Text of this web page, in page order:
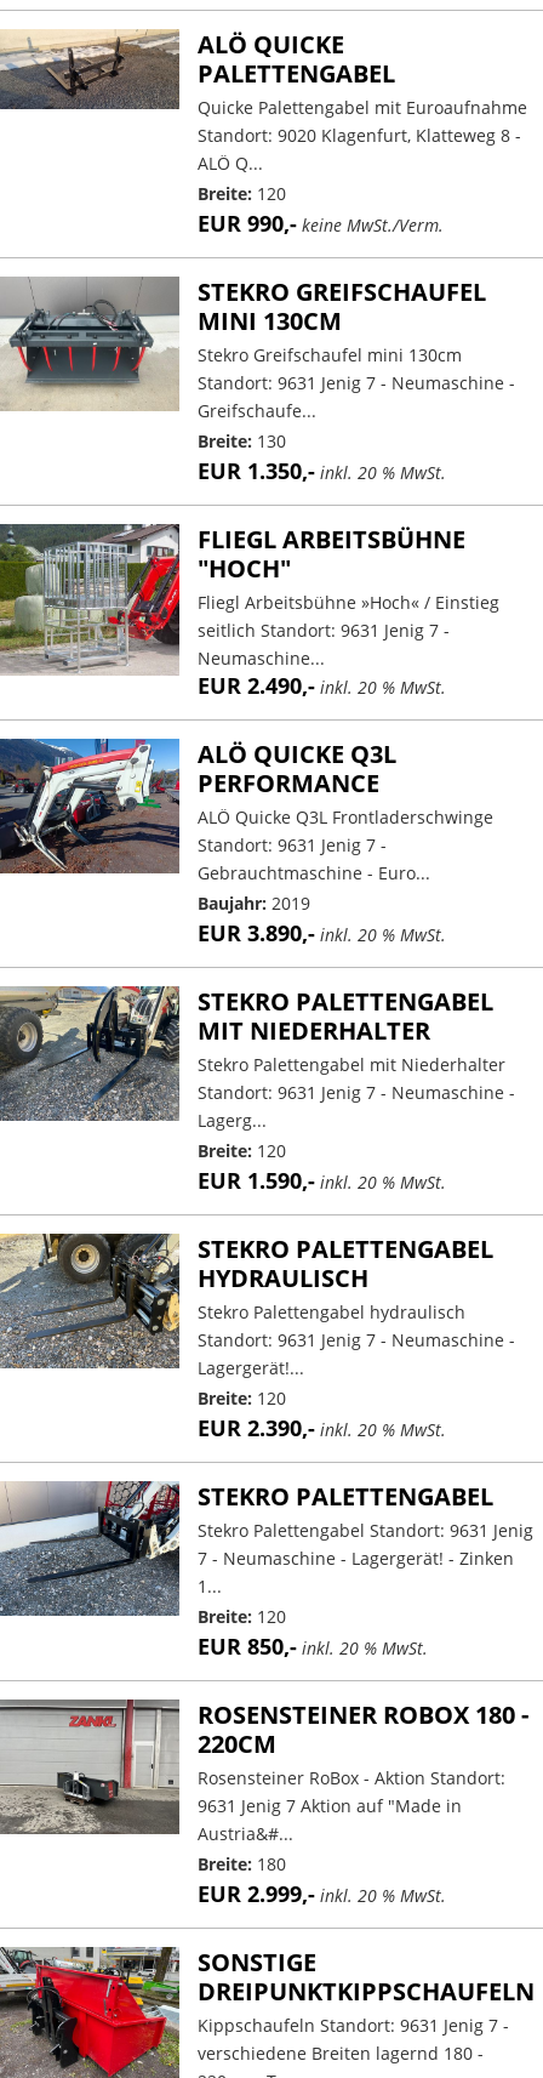
ALÖ QUICKE
PALETTENGABEL
Quicke Palettengabel mit Euroaufnahme
Standort: 9020 Klagenfurt, Klatteweg 8 -
ALÖ Q...
Breite: 120
EUR 990,- keine MwSt./Verm.
STEKRO GREIFSCHAUFEL
MINI 130CM
Stekro Greifschaufel mini 130cm
Standort: 9631 Jenig 7 - Neumaschine -
Greifschaufe...
Breite: 130
EUR 1.350,- inkl. 20 % MwSt.
FLIEGL ARBEITSBÜHNE
"HOCH"
Fliegl Arbeitsbühne »Hoch« / Einstieg
seitlich Standort: 9631 Jenig 7 -
Neumaschine...
EUR 2.490,- inkl. 20 % MwSt.
ALÖ QUICKE Q3L
PERFORMANCE
ALÖ Quicke Q3L Frontladerschwinge
Standort: 9631 Jenig 7 -
Gebrauchtmaschine - Euro...
Baujahr: 2019
EUR 3.890,- inkl. 20 % MwSt.
STEKRO PALETTENGABEL
MIT NIEDERHALTER
Stekro Palettengabel mit Niederhalter
Standort: 9631 Jenig 7 - Neumaschine -
Lagerg...
Breite: 120
EUR 1.590,- inkl. 20 % MwSt.
STEKRO PALETTENGABEL
HYDRAULISCH
Stekro Palettengabel hydraulisch
Standort: 9631 Jenig 7 - Neumaschine -
Lagergerät!...
Breite: 120
EUR 2.390,- inkl. 20 % MwSt.
STEKRO PALETTENGABEL
Stekro Palettengabel Standort: 9631 Jenig
7 - Neumaschine - Lagergerät! - Zinken
1...
Breite: 120
EUR 850,- inkl. 20 % MwSt.
ROSENSTEINER ROBOX 180 -
220CM
Rosensteiner RoBox - Aktion Standort:
9631 Jenig 7 Aktion auf "Made in
Austria&#...
Breite: 180
EUR 2.999,- inkl. 20 % MwSt.
SONSTIGE
DREIPUNKTKIPPSCHAUFELN
Kippschaufeln Standort: 9631 Jenig 7 -
verschiedene Breiten lagernd 180 -